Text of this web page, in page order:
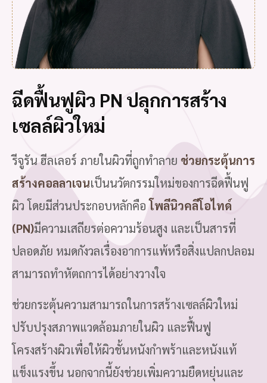
ฉีดฟื้นฟูผิว PN ปลุกการสร้าง
เซลล์ผิวใหม่
รีจูรัน ฮีลเลอร์ ภายในผิวที่ถูกทำลาย ช่วยกระตุ้นการ
สร้างคอลลาเจนเป็นนวัตกรรมใหม่ของการฉีดฟื้นฟู
ผิว โดยมีส่วนประกอบหลักคือโพลีนิวคลีโอไทด์
(PN)มีความเสถียรต่อความร้อนสูง และเป็นสารที่
ปลอดภัย หมดกังวลเรื่องอาการแพ้หรือสิ่งแปลกปลอม
สามารถทำหัตถการได้อย่างวางใจ
ช่วยกระตุ้นความสามารถในการสร้างเซลล์ผิวใหม่
ปรับปรุงสภาพแวดล้อมภายในผิว และฟื้นฟู
โครงสร้างผิวเพื่อให้ผิวชั้นหนังกำพร้าและหนังแท้
แข็งแรงขึ้น นอกจากนี้ยังช่วยเพิ่มความยืดหยุ่นและ